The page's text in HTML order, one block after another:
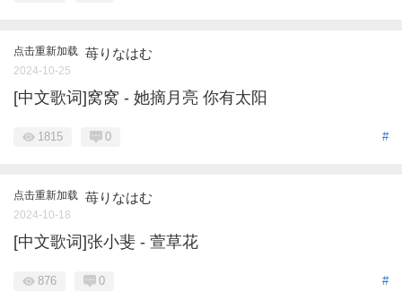
点击重新加载 苺りなはむ
2024-10-25
[中文歌词]窝窝 - 她摘月亮 你有太阳
#
1815 0
点击重新加载 苺りなはむ
2024-10-18
[中文歌词]张小斐 - 萱草花
#
876 0